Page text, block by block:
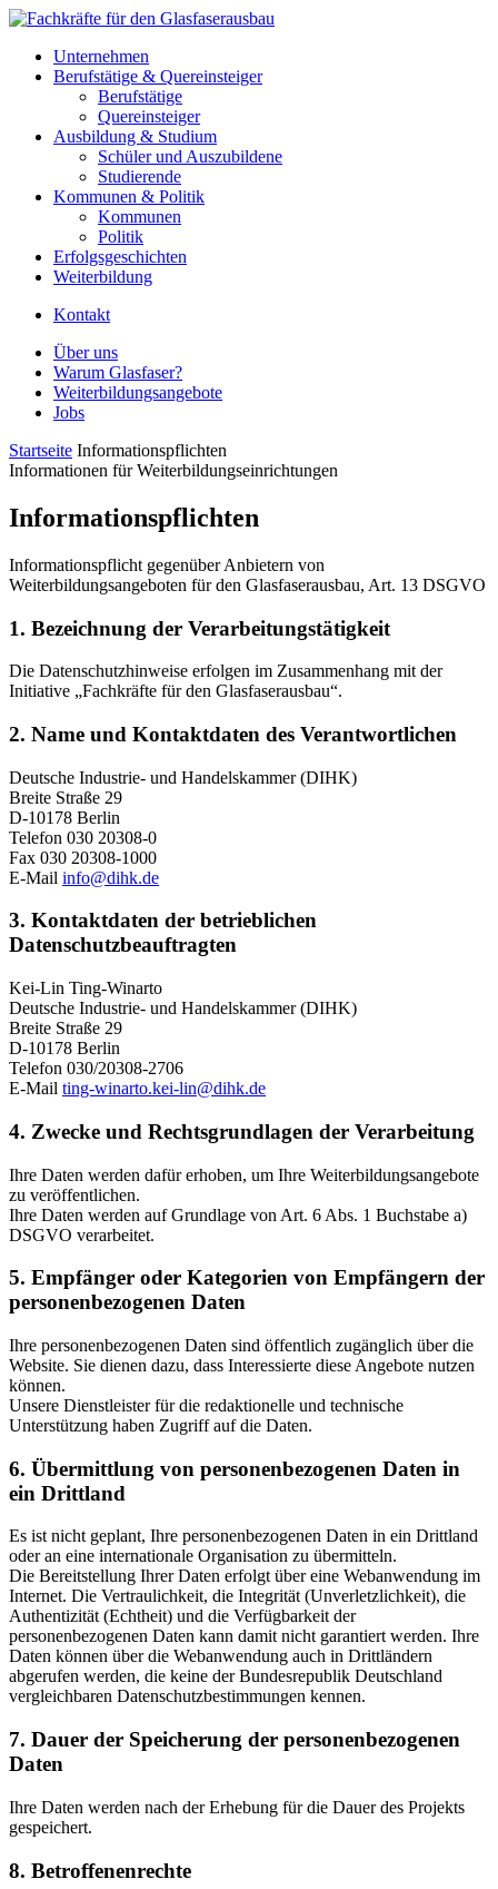
Unternehmen
Berufstätige & Quereinsteiger
Berufstätige
Quereinsteiger
Ausbildung & Studium
Schüler und Auszubildene
Studierende
Kommunen & Politik
Kommunen
Politik
Erfolgsgeschichten
Weiterbildung
Kontakt
Über uns
Warum Glasfaser?
Weiterbildungsangebote
Jobs
Startseite Informationspflichten
Informationen für Weiterbildungseinrichtungen
Informationspflichten
Informationspflicht gegenüber Anbietern von
Weiterbildungsangeboten für den Glasfaserausbau, Art. 13 DSGVO
1. Bezeichnung der Verarbeitungstätigkeit
Die Datenschutzhinweise erfolgen im Zusammenhang mit der
Initiative „Fachkräfte für den Glasfaserausbau“.
2. Name und Kontaktdaten des Verantwortlichen
Deutsche Industrie- und Handelskammer (DIHK)
Breite Straße 29
D-10178 Berlin
Telefon 030 20308-0
Fax 030 20308-1000
E-Mail info@dihk.de
3. Kontaktdaten der betrieblichen
Datenschutzbeauftragten
Kei-Lin Ting-Winarto
Deutsche Industrie- und Handelskammer (DIHK)
Breite Straße 29
D-10178 Berlin
Telefon 030/20308-2706
E-Mail ting-winarto.kei-lin@dihk.de
4. Zwecke und Rechtsgrundlagen der Verarbeitung
Ihre Daten werden dafür erhoben, um Ihre Weiterbildungsangebote
zu veröffentlichen.
Ihre Daten werden auf Grundlage von Art. 6 Abs. 1 Buchstabe a)
DSGVO verarbeitet.
5. Empfänger oder Kategorien von Empfängern der
personenbezogenen Daten
Ihre personenbezogenen Daten sind öffentlich zugänglich über die
Website. Sie dienen dazu, dass Interessierte diese Angebote nutzen
können.
Unsere Dienstleister für die redaktionelle und technische
Unterstützung haben Zugriff auf die Daten.
6. Übermittlung von personenbezogenen Daten in
ein Drittland
Es ist nicht geplant, Ihre personenbezogenen Daten in ein Drittland
oder an eine internationale Organisation zu übermitteln.
Die Bereitstellung Ihrer Daten erfolgt über eine Webanwendung im
Internet. Die Vertraulichkeit, die Integrität (Unverletzlichkeit), die
Authentizität (Echtheit) und die Verfügbarkeit der
personenbezogenen Daten kann damit nicht garantiert werden. Ihre
Daten können über die Webanwendung auch in Drittländern
abgerufen werden, die keine der Bundesrepublik Deutschland
vergleichbaren Datenschutzbestimmungen kennen.
7. Dauer der Speicherung der personenbezogenen
Daten
Ihre Daten werden nach der Erhebung für die Dauer des Projekts
gespeichert.
8. Betroffenenrechte